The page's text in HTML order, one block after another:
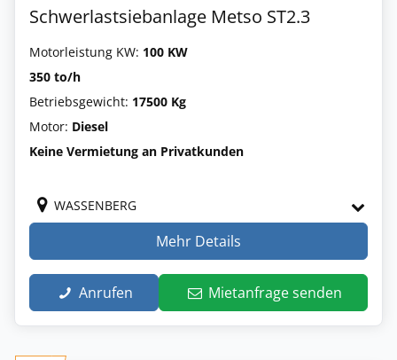
Schwerlastsiebanlage Metso ST2.3
Motorleistung KW: 100 KW
350 to/h
Betriebsgewicht: 17500 Kg
Motor: Diesel
Keine Vermietung an Privatkunden
WASSENBERG
Mehr Details
Anrufen Mietanfrage senden